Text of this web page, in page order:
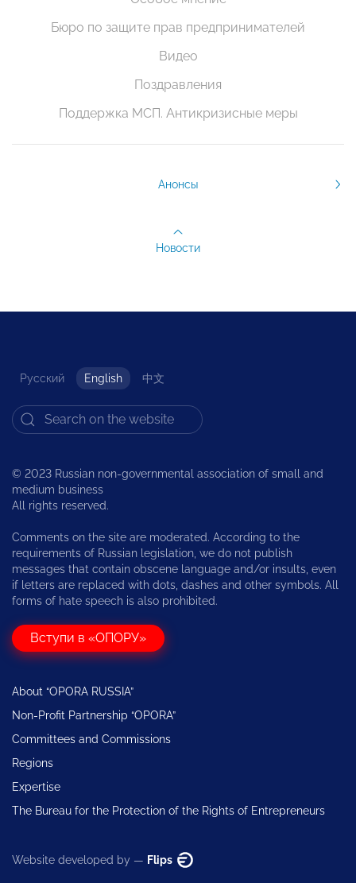
Бюро по защите прав предпринимателей
Видео
Поздравления
Поддержка МСП. Антикризисные меры
Анонсы
Новости
Русский English 中文
© 2023 Russian non-governmental association of small and
medium business
All rights reserved.
Comments on the site are moderated. According to the
requirements of Russian legislation, we do not publish
messages that contain obscene language and/or insults, even
if letters are replaced with dots, dashes and other symbols. All
forms of hate speech is also prohibited.
Вступи в «ОПОРУ»
About “OPORA RUSSIA”
Non-Profit Partnership “OPORA”
Committees and Commissions
Regions
Expertise
The Bureau for the Protection of the Rights of Entrepreneurs
Website developed by — Flips